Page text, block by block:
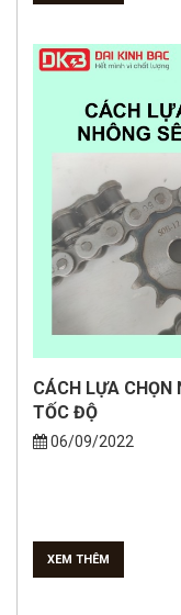
CÁCH LỰA CHỌN
TỐC ĐỘ
06/09/2022
XEM THÊM